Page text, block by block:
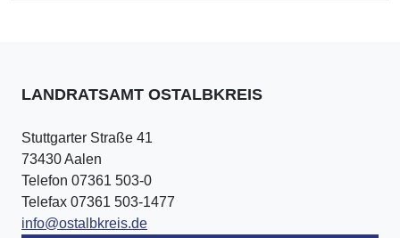
LANDRATSAMT OSTALBKREIS
Stuttgarter Straße 41
73430 Aalen
Telefon 07361 503-0
Telefax 07361 503-1477
info@ostalbkreis.de